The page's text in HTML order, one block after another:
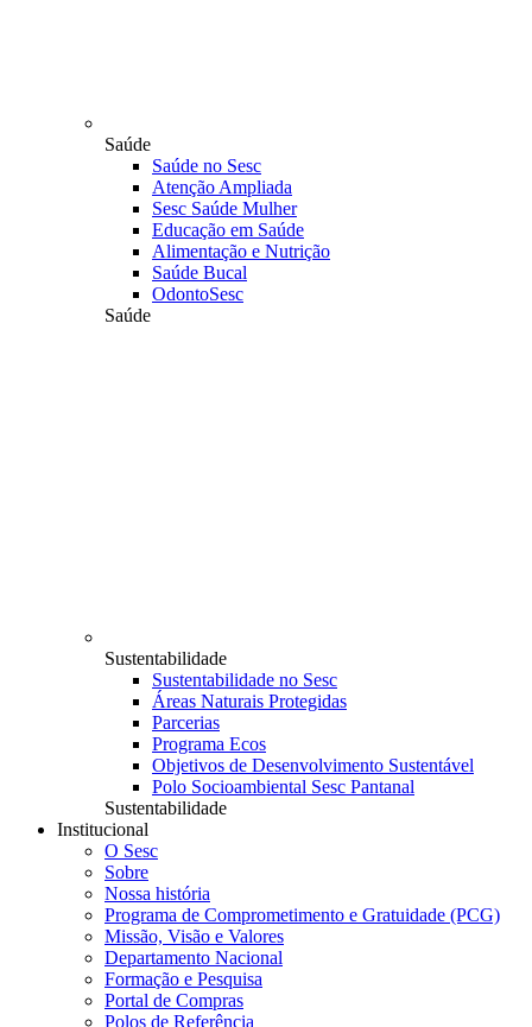
Saúde
Saúde no Sesc
Atenção Ampliada
Sesc Saúde Mulher
Educação em Saúde
Alimentação e Nutrição
Saúde Bucal
OdontoSesc
Saúde
Sustentabilidade
Sustentabilidade no Sesc
Áreas Naturais Protegidas
Parcerias
Programa Ecos
Objetivos de Desenvolvimento Sustentável
Polo Socioambiental Sesc Pantanal
Sustentabilidade
Institucional
O Sesc
Sobre
Nossa história
Programa de Comprometimento e Gratuidade (PCG)
Missão, Visão e Valores
Departamento Nacional
Formação e Pesquisa
Portal de Compras
Polos de Referência